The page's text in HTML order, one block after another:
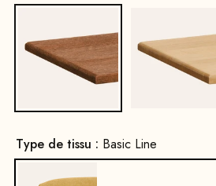
Bois de hêtre, teinté noyer
Bois
Type de tissu : Basic Line